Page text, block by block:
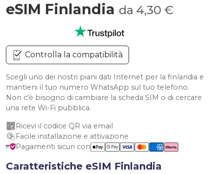
eSIM Finlandia da 4,30 €
Controlla la compatibilità
Scegli uno dei nostri piani dati Internet per la finlandia e
mantieni il tuo numero WhatsApp sul tuo telefono.
Non c'è bisogno di cambiare la scheda SIM o di cercare
una rete Wi-Fi pubblica.
Ricevi il codice QR via email
Facile installazione e attivazione
Pagamenti sicuri con
Caratteristiche eSIM Finlandia